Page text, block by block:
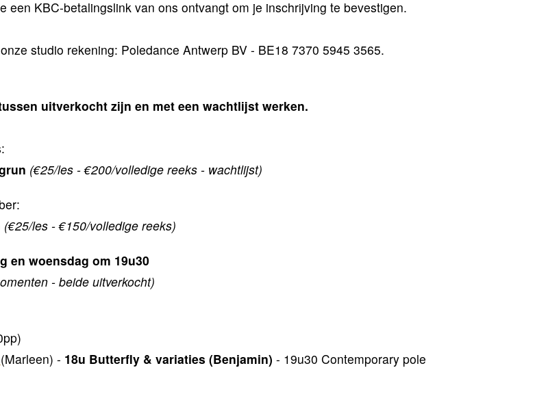
een KBC-betalingslink van ons ontvangt om je inschrijving te bevestigen.
studio rekening: Poledance Antwerp BV - BE18 7370 5945 3565.
uitverkocht zijn en met een wachtlijst werken.
(€25/les - €200/volledige reeks - wachtlijst)
(€25/les - €150/volledige reeks)
en woensdag om 19u30
- beide uitverkocht)
(Marleen) - 18u Butterfly & variaties (Benjamin) - 19u30 Contemporary pole